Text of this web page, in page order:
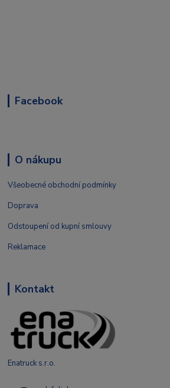
Facebook
O nákupu
Všeobecné obchodní podmínky
Doprava
Odstoupení od kupní smlouvy
Reklamace
Kontakt
Enatruck s.r.o.